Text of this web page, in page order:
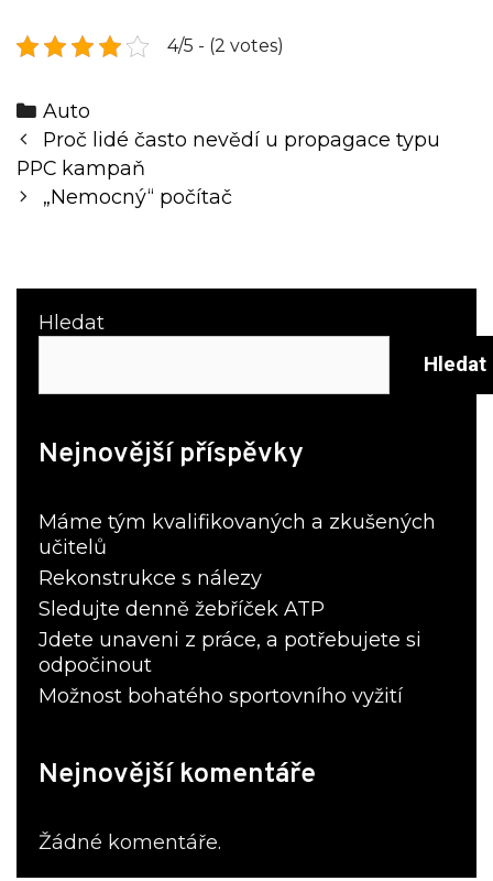
4/5 - (2 votes)
Categories
Auto
Post
navigation
Proč lidé často nevědí u propagace typu
PPC kampaň
„Nemocný“ počítač
Hledat
Hledat
Nejnovější příspěvky
Máme tým kvalifikovaných a zkušených
učitelů
Rekonstrukce s nálezy
Sledujte denně žebříček ATP
Jdete unaveni z práce, a potřebujete si
odpočinout
Možnost bohatého sportovního vyžití
Nejnovější komentáře
Žádné komentáře.